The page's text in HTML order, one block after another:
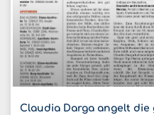
Claudia Darga angelt die